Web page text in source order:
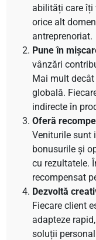
abilități care îți
orice alt
antreprenoriat.
Pune în
vânzări
Mai mult
globală.
indirecte în
Oferă
Veniturile sunt
bonusurile și
cu rezultatele.
recompensat
Dezvoltă
Fiecare client
adapteze
soluții